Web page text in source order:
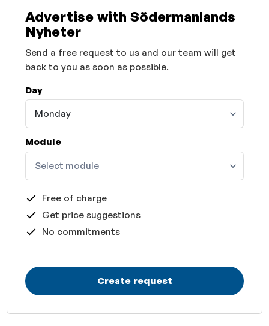
Advertise with Södermanlands
Nyheter
Send a free request to us and our team will get
back to you as soon as possible.
Day
Monday
Module
Select module
Free of charge
Get price suggestions
No commitments
Create request